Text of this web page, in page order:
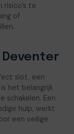
te
of
Deventer
slot, een
het belangrijk
schakelen. Een
hulp, werkt
een veilige